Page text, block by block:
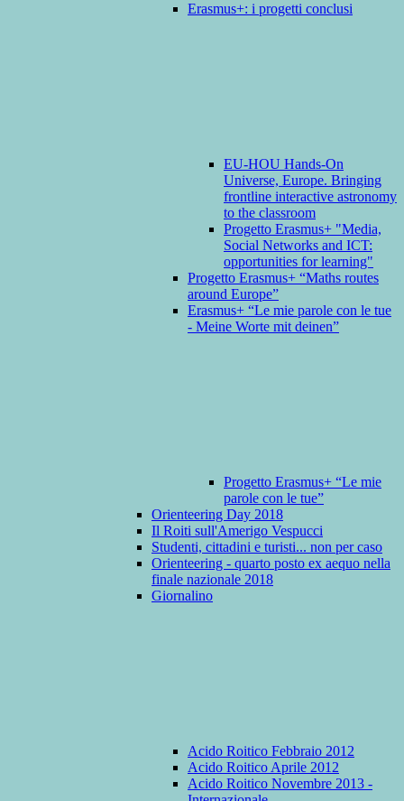
Erasmus+: i progetti conclusi
EU-HOU Hands-On
Universe, Europe. Bringing
frontline interactive astronomy
to the classroom
Progetto Erasmus+ "Media,
Social Networks and ICT:
opportunities for learning"
Progetto Erasmus+ “Maths routes
around Europe”
Erasmus+ “Le mie parole con le tue
- Meine Worte mit deinen”
Progetto Erasmus+ “Le mie
parole con le tue”
Orienteering Day 2018
Il Roiti sull'Amerigo Vespucci
Studenti, cittadini e turisti... non per caso
Orienteering - quarto posto ex aequo nella
finale nazionale 2018
Giornalino
Acido Roitico Febbraio 2012
Acido Roitico Aprile 2012
Acido Roitico Novembre 2013 -